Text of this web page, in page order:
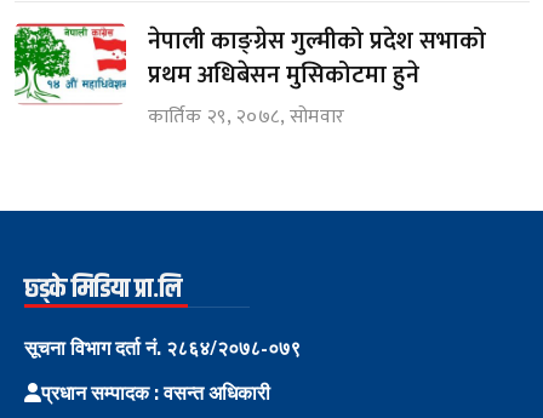
नेपाली काङ्ग्रेस गुल्मीको प्रदेश सभाको
प्रथम अधिबेसन मुसिकोटमा हुने
कार्तिक २९, २०७८, सोमवार
छ्ड्के मिडिया प्रा.लि
सूचना विभाग दर्ता नं. २८६४/२०७८-०७९
प्रधान सम्पादक : वसन्त अधिकारी